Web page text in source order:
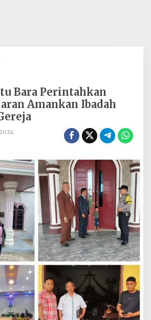
Bara Perintahkan
Amankan Ibadah